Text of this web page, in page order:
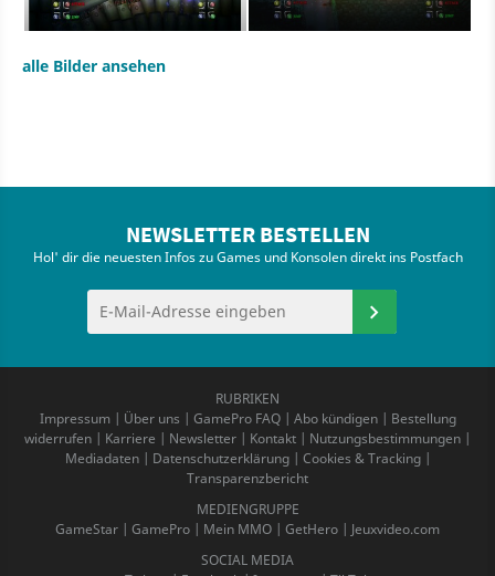
alle Bilder ansehen
NEWSLETTER BESTELLEN
Hol' dir die neuesten Infos zu Games und Konsolen direkt ins Postfach
RUBRIKEN
Impressum| Über uns | GamePro FAQ| Abo kündigen| Bestellung
widerrufen | Karriere | Newsletter | Kontakt | Nutzungsbestimmungen |
Mediadaten| Datenschutzerklärung| Cookies & Tracking|
Transparenzbericht
MEDIENGRUPPE
GameStar | GamePro | Mein MMO | GetHero | Jeuxvideo.com
SOCIAL MEDIA